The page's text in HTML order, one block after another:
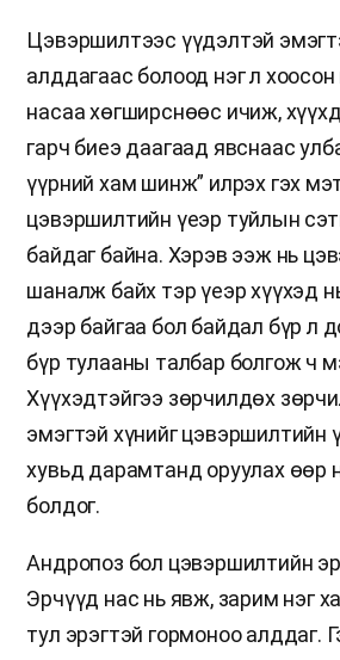
Цэвэршилтээс үүдэлтэй
алддагаас болоод нэг л
насаа хөгширснөөс ичиж,
гарч биеэ даагаад явснаас
үүрний хам шинж” илрэх гэх
цэвэршилтийн үеэр туйлын
байдаг байна. Хэрэв ээж нь
шаналж байх тэр үеэр хүүхэд
дээр байгаа бол байдал бүр л
бүр тулааны талбар болгож ч
Хүүхэдтэйгээ зөрчилдөх
эмэгтэй хүнийг цэвэршилтийн
хувьд дарамтанд оруулах өөр
болдог.
Андропоз бол цэвэршилтийн
Эрчүүд нас нь явж, зарим нэг
тул эрэгтэй гормоноо алддаг.